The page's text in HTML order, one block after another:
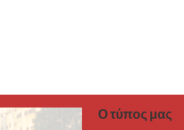
Ο τύπος μας